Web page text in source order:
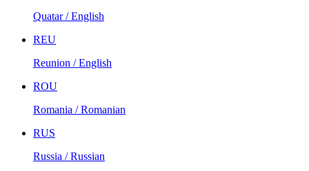
Quatar / English
REU
Reunion / English
ROU
Romania / Romanian
RUS
Russia / Russian